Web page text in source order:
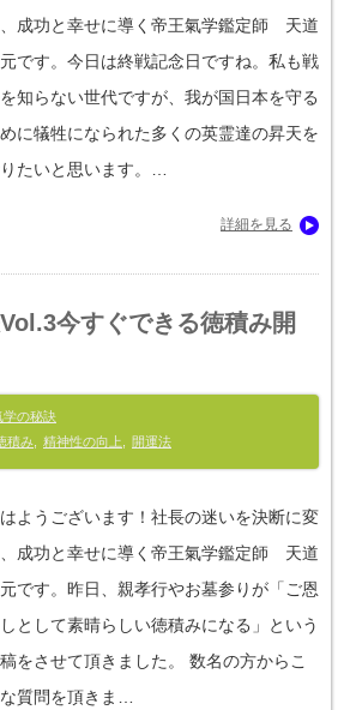
成功と幸せに導く帝王氣学鑑定師 天道
です。今日は終戦記念日ですね。私も戦
知らない世代ですが、我が国日本を守る
に犠牲になられた多くの英霊達の昇天を
たいと思います。…
詳細を見る
今すぐできる徳積み開
学の秘訣
積み 精神性の向上 開運法
ようございます！社長の迷いを決断に変
成功と幸せに導く帝王氣学鑑定師 天道
です。昨日、親孝行やお墓参りが「ご恩
として素晴らしい徳積みになる」という
をさせて頂きました。 数名の方からこ
質問を頂きま…